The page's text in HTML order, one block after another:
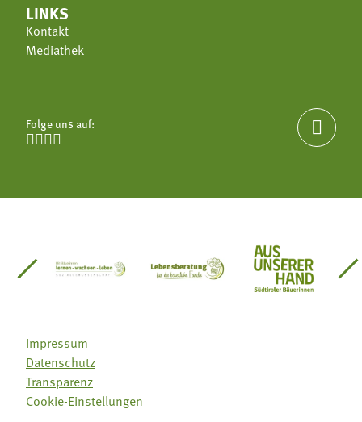
LINKS
Kontakt
Mediathek
Folge uns auf:
   

Südtirol
Gärtnervereinigung
Sozialgenossenschaft Mit Bäuerinnen lernen -
Lebensberatung für dieAus unserer
Impressum
Datenschutz
Transparenz
Cookie-Einstellungen